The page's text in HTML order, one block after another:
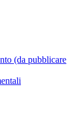
(da pubblicare